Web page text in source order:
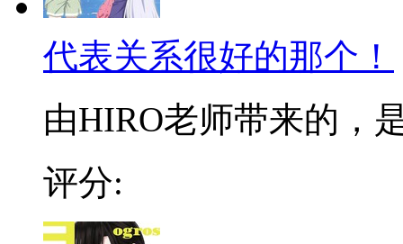
代表关系很好的那个！
由HIRO老师带来的，
评分: